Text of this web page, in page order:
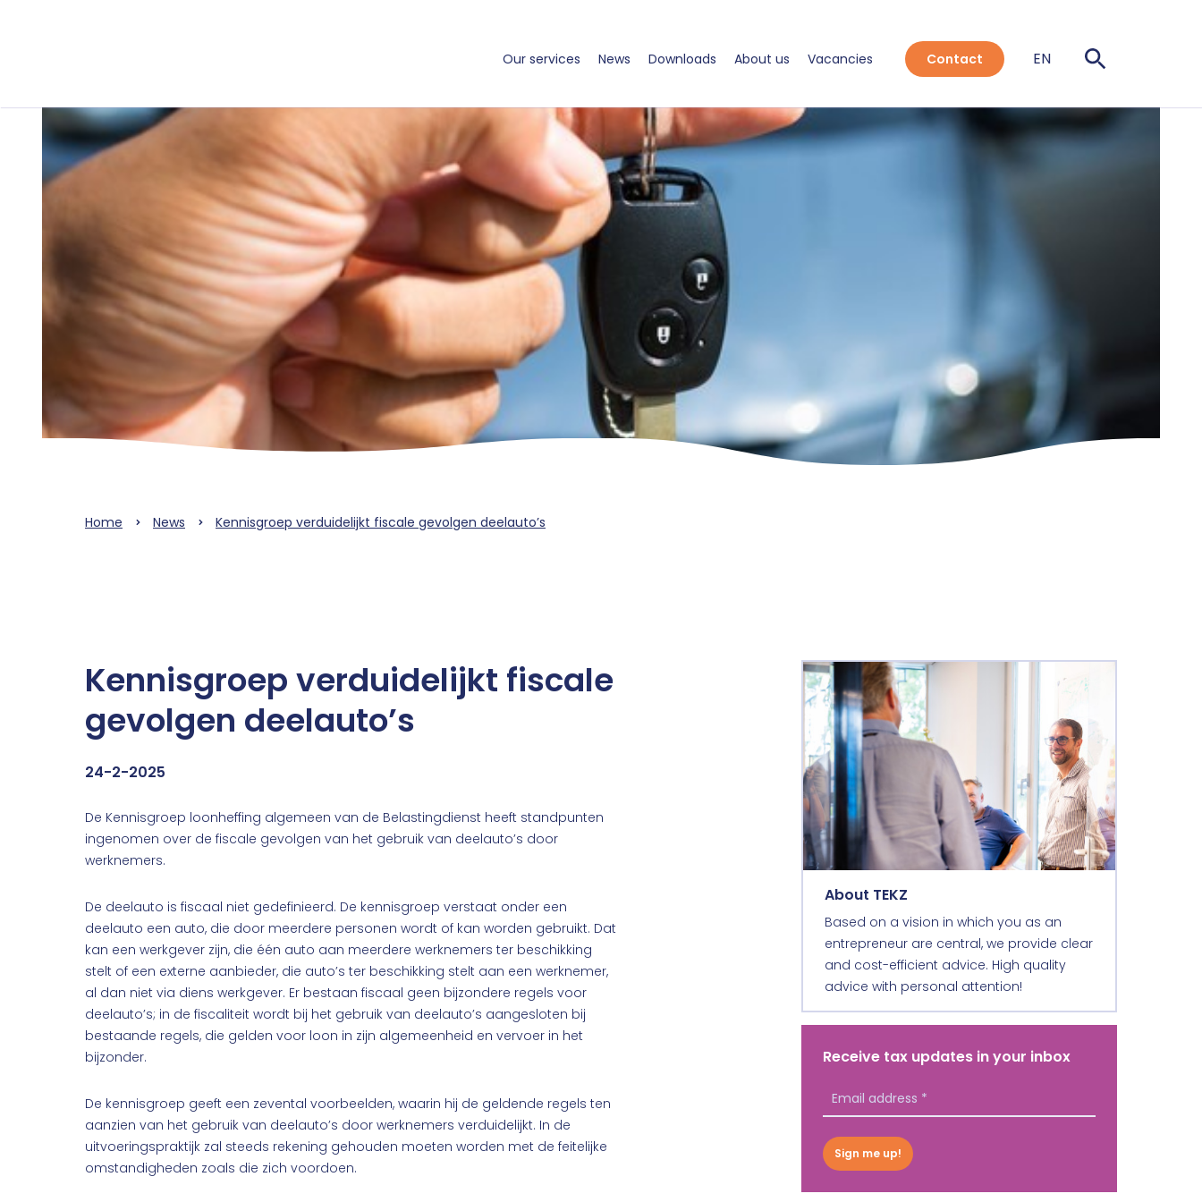
EN
Our services News Downloads About us Vacancies Contact
Home News Kennisgroep verduidelijkt fiscale gevolgen deelauto’s
Kennisgroep verduidelijkt fiscale
gevolgen deelauto’s
24-2-2025
De Kennisgroep loonheffing algemeen van de Belastingdienst heeft standpunten
ingenomen over de fiscale gevolgen van het gebruik van deelauto’s door
werknemers.
De deelauto is fiscaal niet gedefinieerd. De kennisgroep verstaat onder een
deelauto een auto, die door meerdere personen wordt of kan worden gebruikt. Dat
kan een werkgever zijn, die één auto aan meerdere werknemers ter beschikking
stelt of een externe aanbieder, die auto’s ter beschikking stelt aan een werknemer,
al dan niet via diens werkgever. Er bestaan fiscaal geen bijzondere regels voor
deelauto’s; in de fiscaliteit wordt bij het gebruik van deelauto’s aangesloten bij
bestaande regels, die gelden voor loon in zijn algemeenheid en vervoer in het
bijzonder.
De kennisgroep geeft een zevental voorbeelden, waarin hij de geldende regels ten
aanzien van het gebruik van deelauto’s door werknemers verduidelijkt. In de
uitvoeringspraktijk zal steeds rekening gehouden moeten worden met de feitelijke
omstandigheden zoals die zich voordoen.
About TEKZ
Based on a vision in which you as an
entrepreneur are central, we provide clear
and cost-efficient advice. High quality
advice with personal attention!
Receive tax updates in your inbox
Sign me up!